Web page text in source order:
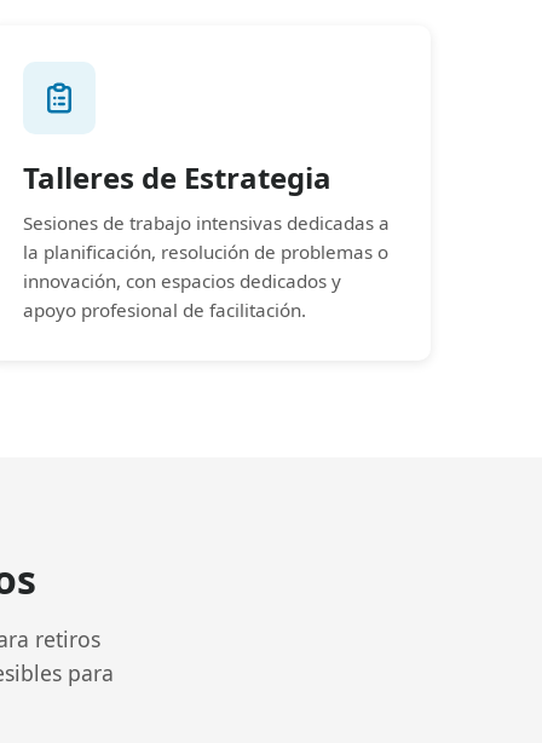
Talleres de Estrategia
Sesiones de trabajo intensivas dedicadas a
la planificación, resolución de problemas o
innovación, con espacios dedicados y
apoyo profesional de facilitación.
retiros
para